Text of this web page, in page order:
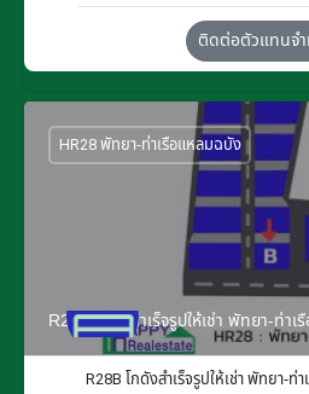
ติดต่อตัวแทนจ
R28B โกดังสำเร็จรูปให้เช่า พัทยา-ท่า
HR28 พัทยา-ท่าเรือแหลมฉบัง
R28B โกดังสำเร็จรูปให้เช่า พัทยา-